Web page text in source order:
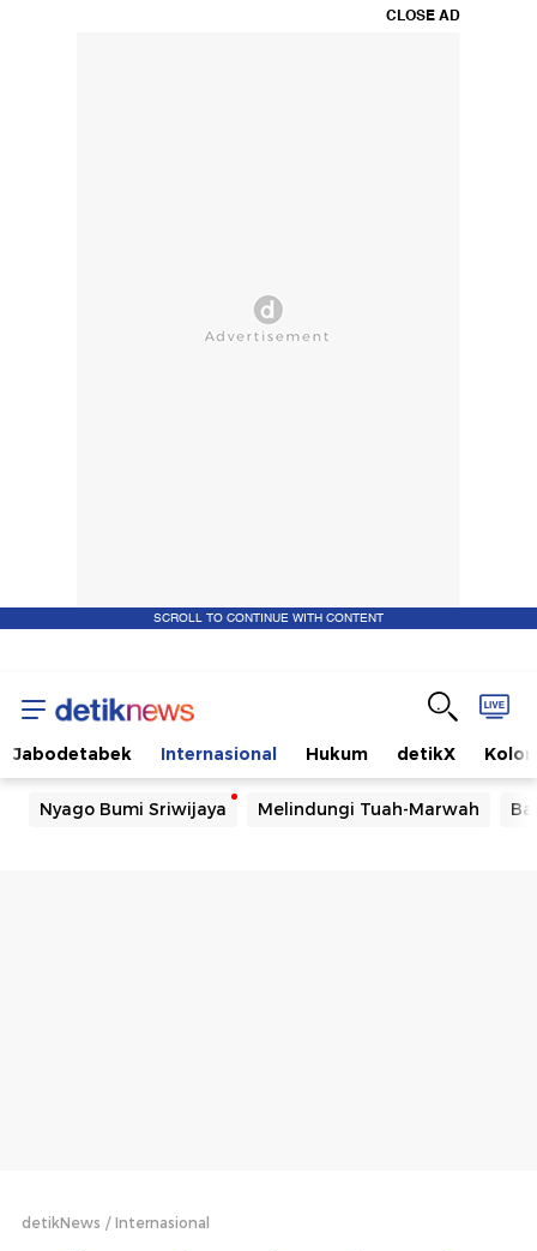
CLOSE AD
SCROLL TO CONTINUE WITH CONTENT
Jabodetabek Internasional Hukum detikX
Nyago Bumi Sriwijaya Melindungi Tuah-Marwah
detikNews Internasional